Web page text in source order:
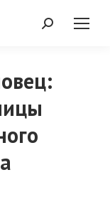
Поиск: